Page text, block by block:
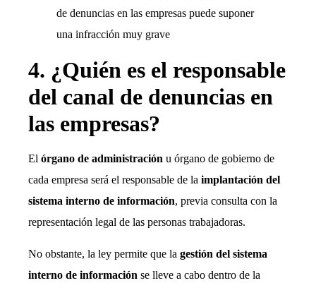
4. ¿Quién es el responsable
del canal de denuncias en
las empresas?
El órgano de administración u órgano de gobierno de
cada empresa será el responsable de la implantación del
sistema interno de información, previa consulta con la
representación legal de las personas trabajadoras.
No obstante, la ley permite que la gestión del sistema
interno de información se lleve a cabo dentro de la